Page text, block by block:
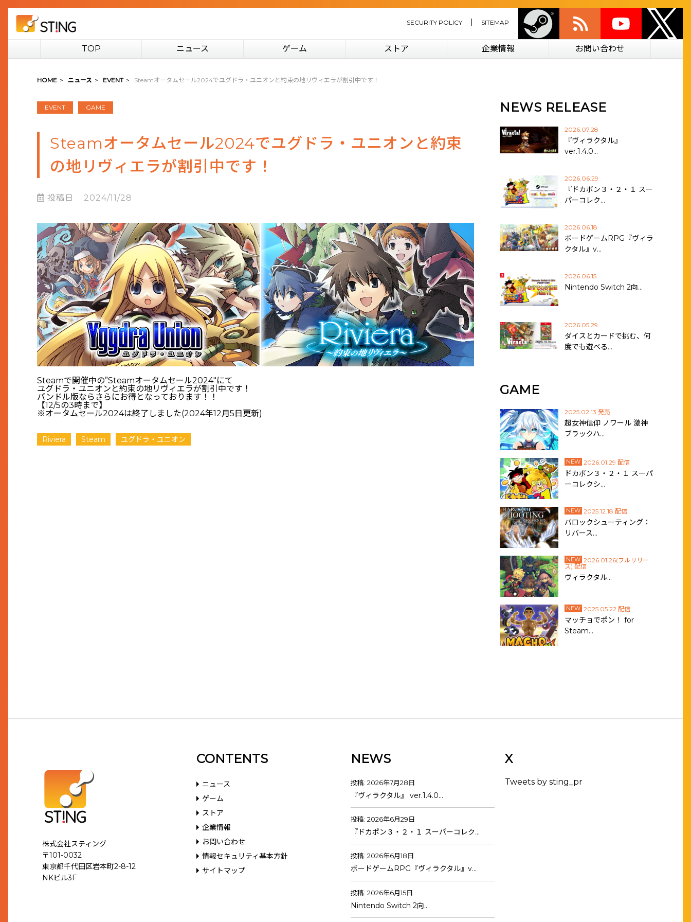
SECURITY POLICY SITEMAP
TOP ニュース ゲーム ストア 企業情報 お問い合わせ
HOME > ニュース > EVENT > Steamオータムセール2024でユグドラ・ユニオンと約束の地リヴィエラが割引中です！
EVENT GAME
Steamオータムセール2024でユグドラ・ユニオンと約束
の地リヴィエラが割引中です！
投稿日 2024/11/28
Steamで開催中の”Steamオータムセール2024″にて
ユグドラ・ユニオンと約束の地リヴィエラが割引中です！
バンドル版ならさらにお得となっております！！
【12/5の3時まで】
※オータムセール2024は終了しました(2024年12月5日更新)
Riviera Steam ユグドラ・ユニオン
NEWS RELEASE
2026.07.28
『ヴィラクタル』
ver.1.4.0…
2026.06.29
『ドカポン３・２・１ スー
パーコレク…
2026.06.18
ボードゲームRPG『ヴィラ
クタル』v…
2026.06.15
Nintendo Switch 2向…
2026.05.29
ダイスとカードで挑む、何
度でも遊べる…
GAME
2025.02.13 発売
超女神信仰 ノワール 激神
ブラックハ…
NEW 2026.01.29 配信
ドカポン３・２・１ スーパ
ーコレクシ…
NEW 2025.12.18 配信
バロックシューティング：
リバース…
NEW 2026.01.26(フルリリー
ス) 配信
ヴィラクタル…
NEW 2025.05.22 配信
マッチョでポン！ for
Steam…
株式会社スティング
〒101-0032
東京都千代田区岩本町2-8-12
NKビル3F
CONTENTS
ニュース
ゲーム
ストア
企業情報
お問い合わせ
情報セキュリティ基本方針
サイトマップ
NEWS
投稿: 2026年7月28日
『ヴィラクタル』 ver.1.4.0…
投稿: 2026年6月29日
『ドカポン３・２・１ スーパーコレク…
投稿: 2026年6月18日
ボードゲームRPG『ヴィラクタル』v…
投稿: 2026年6月15日
Nintendo Switch 2向…
X
Tweets by sting_pr